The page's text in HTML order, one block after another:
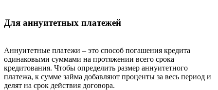
Для аннуитетных платежей
Аннуитетные платежи – это способ погашения кредита
одинаковыми суммами на протяжении всего срока
кредитования. Чтобы определить размер аннуитетного
платежа, к сумме займа добавляют проценты за весь период и
делят на срок действия договора.